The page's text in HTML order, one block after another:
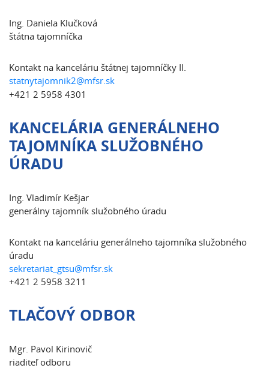
Ing. Daniela Klučková
štátna tajomníčka
Kontakt na kanceláriu štátnej tajomníčky II.
statnytajomnik2@mfsr.sk
+421 2 5958 4301
KANCELÁRIA GENERÁLNEHO
TAJOMNÍKA SLUŽOBNÉHO
ÚRADU
Ing. Vladimír Kešjar
generálny tajomník služobného úradu
Kontakt na kanceláriu generálneho tajomníka služobného
úradu
sekretariat_gtsu@mfsr.sk
+421 2 5958 3211
TLAČOVÝ ODBOR
Mgr. Pavol Kirinovič
riaditeľ odboru